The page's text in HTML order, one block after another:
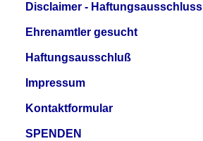
Disclaimer - Haftungsausschluss
Ehrenamtler gesucht
Haftungsausschluß
Impressum
Kontaktformular
SPENDEN